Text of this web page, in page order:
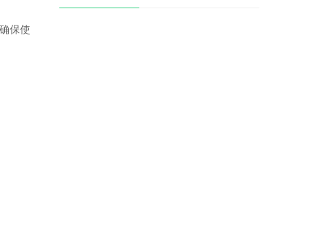
保使